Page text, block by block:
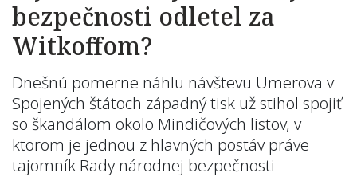
bezpečnosti odletel za
Witkoffom?
Dnešnú pomerne náhlu návštevu Umerova v
Spojených štátoch západný tisk už stihol spojiť
so škandálom okolo Mindičových listov, v
ktorom je jednou z hlavných postáv práve
tajomník Rady národnej bezpečnosti